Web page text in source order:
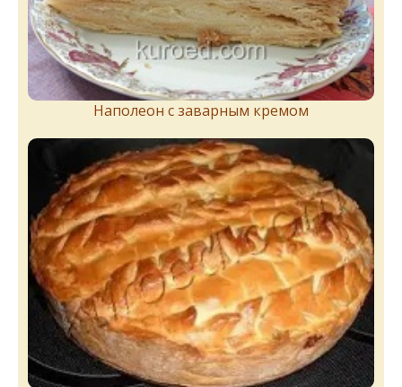
Наполеон с заварным кремом